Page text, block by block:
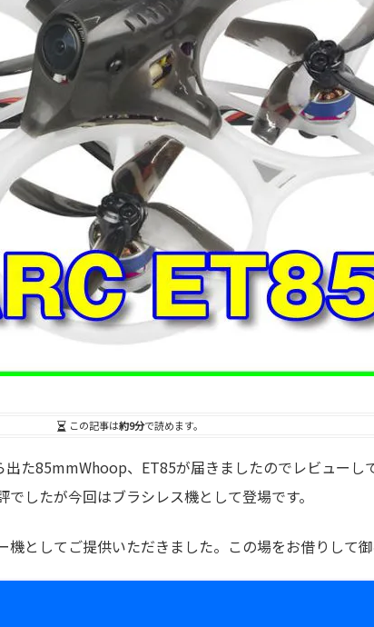
この記事は約9分で読めます。
出た85mmWhoop、ET85が届きましたのでレビューし
したが今回はブラシレス機として登場です。
としてご提供いただきました。この場をお借りして御